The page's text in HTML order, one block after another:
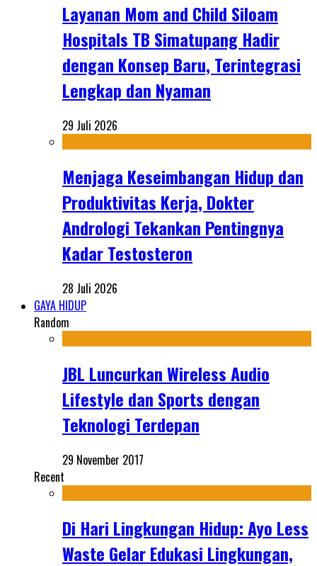
Layanan Mom and Child Siloam
Hospitals TB Simatupang Hadir
dengan Konsep Baru, Terintegrasi
Lengkap dan Nyaman
29 Juli 2026
Menjaga Keseimbangan Hidup dan
Produktivitas Kerja, Dokter
Andrologi Tekankan Pentingnya
Kadar Testosteron
28 Juli 2026
GAYA HIDUP
Random
JBL Luncurkan Wireless Audio
Lifestyle dan Sports dengan
Teknologi Terdepan
29 November 2017
Recent
Di Hari Lingkungan Hidup: Ayo Less
Waste Gelar Edukasi Lingkungan,